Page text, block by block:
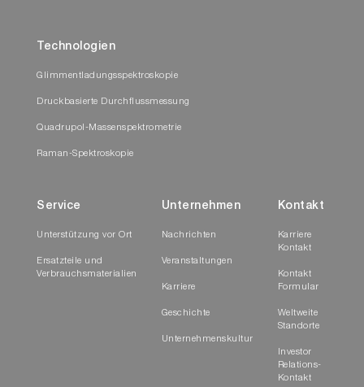
Technologien
Glimmentladungsspektroskopie
Druckbasierte Durchflussmessung
Quadrupol-Massenspektrometrie
Raman-Spektroskopie
Service
Unterstützung vor Ort
Ersatzteile und
Verbrauchsmaterialien
Unternehmen
Nachrichten
Veranstaltungen
Karriere
Geschichte
Unternehmenskultur
Kontakt
Karriere
Kontakt
Kontakt
Formular
Weltweite
Standorte
Investor
Relations-
Kontakt